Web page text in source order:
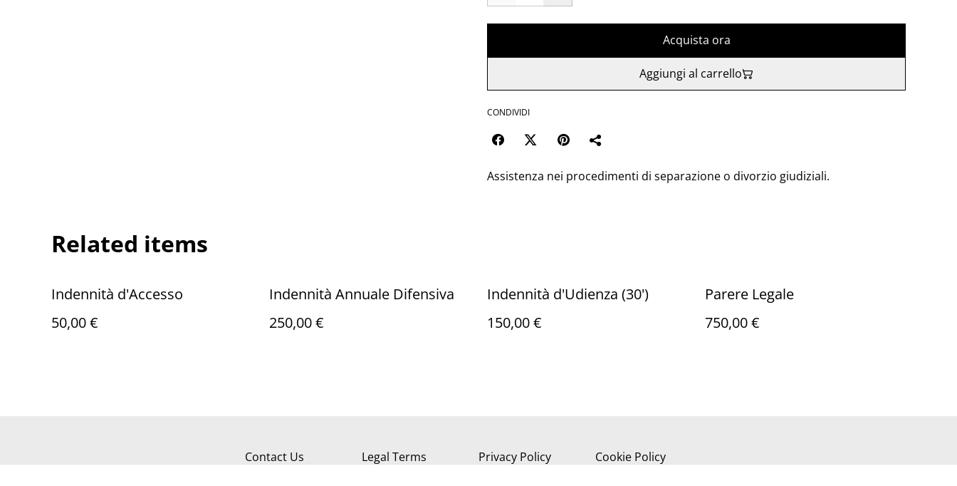
Acquista ora
Aggiungi al carrello
CONDIVIDI
Assistenza nei procedimenti di separazione o divorzio giudiziali.
Related items
Indennità d'Accesso
50,00 €
Indennità Annuale Difensiva
250,00 €
Indennità d'Udienza (30')
150,00 €
Parere Legale
750,00 €
Contact Us Legal Terms Privacy Policy Cookie Policy